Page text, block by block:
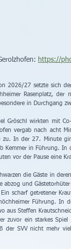
https://
2026/27 setzte sich
Rasenplatz,
in Durchgang
Gröschl wirkten mit
vergab nach acht
In der 27. Minute
Kemmer in Führung.
vor der Pause eine
die Gäste in
abzog und
scharf getretener
Führung. In
aus Steffen
zuvor ein starkes
der SVV nicht mehr